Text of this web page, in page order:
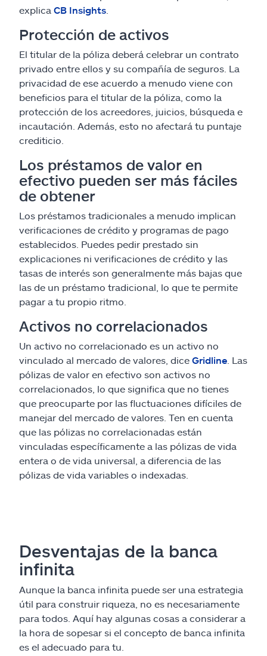
explica CB Insights
Protección de activos
El titular de la póliza deberá celebrar un contrato
privado entre ellos y su compañía de seguros. La
privacidad de ese acuerdo a menudo viene con
beneficios para el titular de la póliza, como la
protección de los acreedores, juicios, búsqueda e
incautación. Además, esto no afectará tu puntaje
crediticio.
Los préstamos de valor en
efectivo pueden ser más fáciles
de obtener
Los préstamos tradicionales a menudo implican
verificaciones de crédito y programas de pago
establecidos. Puedes pedir prestado sin
explicaciones ni verificaciones de crédito y las
tasas de interés son generalmente más bajas que
las de un préstamo tradicional, lo que te permite
pagar a tu propio ritmo.
Activos no correlacionados
Un activo no correlacionado es un activo no
vinculado al mercado de valores, dice Gridline . Las
pólizas de valor en efectivo son activos no
correlacionados, lo que significa que no tienes
que preocuparte por las fluctuaciones difíciles de
manejar del mercado de valores. Ten en cuenta
que las pólizas no correlacionadas están
vinculadas específicamente a las pólizas de vida
entera o de vida universal, a diferencia de las
pólizas de vida variables o indexadas.
Desventajas de la banca
infinita
Aunque la banca infinita puede ser una estrategia
útil para construir riqueza, no es necesariamente
para todos. Aquí hay algunas cosas a considerar a
la hora de sopesar si el concepto de banca infinita
es el adecuado para tu.